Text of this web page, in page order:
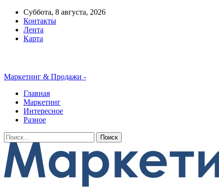
Суббота, 8 августа, 2026
Контакты
Лента
Карта
Маркетинг & Продажи -
Главная
Маркетинг
Интересное
Разное